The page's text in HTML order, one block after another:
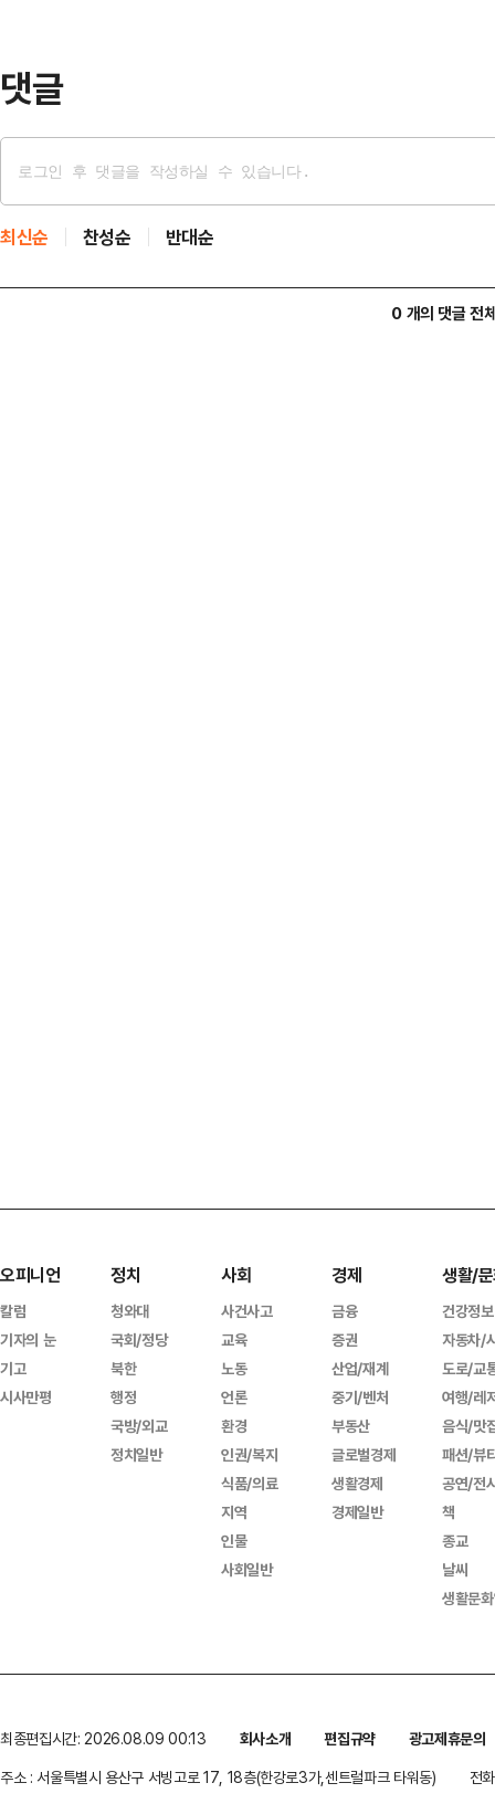
댓글
최신순 찬성순 반대순
0 개의 댓글 전
오피니언
칼럼
기자의 눈
기고
시사만평
정치
청와대
국회/정당
북한
행정
국방/외교
정치일반
사회
사건사고
교육
노동
언론
환경
인권/복지
식품/의료
지역
인물
사회일반
경제
금융
증권
산업/재계
중기/벤처
부동산
글로벌경제
생활경제
경제일반
생활/
건강정보
자동차/
도로/교
여행/레
음식/맛
패션/뷰
공연/전
책
종교
날씨
생활문
최종편집시간: 2026.08.09 00:13 회사소개 편집규약
광고제휴문의
주소 : 서울특별시 용산구 서빙고로 17, 18층(한강로3가,센트럴파크 타워동)
전